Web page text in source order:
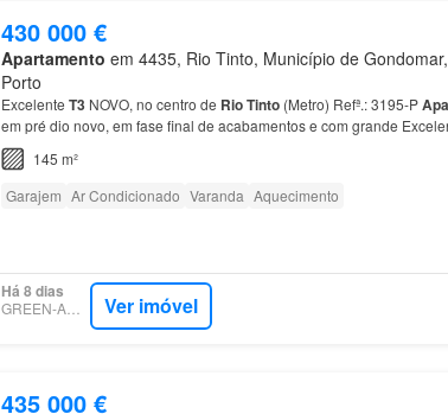
430 000 €
Apartamento em 4435, Rio Tinto, Município de
Porto
Excelente T3NOVO, no centro de RioTinto(Metro) Refª.: 3195-P
em pré dio novo, em fase final de acabamentos e com grande
no centro de
145 m²
Garajem Ar Condicionado Varanda Aquecimento
Há 8 dias
GREEN-ACRES Ver imóvel
435 000 €